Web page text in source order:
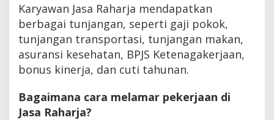
Karyawan Jasa Raharja mendapatkan
berbagai tunjangan, seperti gaji pokok,
tunjangan transportasi, tunjangan makan,
asuransi kesehatan, BPJS Ketenagakerjaan,
bonus kinerja, dan cuti tahunan.
Bagaimana cara melamar pekerjaan di
Jasa Raharja?